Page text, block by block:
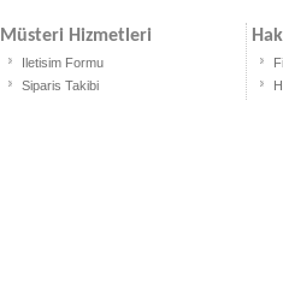
Müsteri Hizmetleri
Iletisim Formu
Siparis Takibi